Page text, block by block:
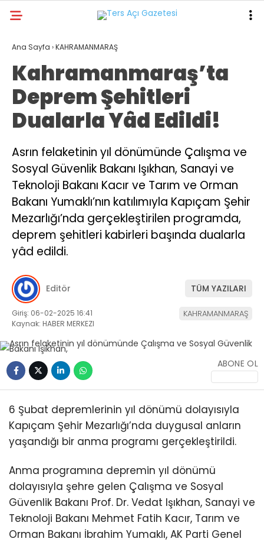
İhbar Hattı
Facebook
Instagram
Youtube
GALERİ
GÜNDEM
ASAYİŞ
DÜNYA
KAHRAMANMARAŞ
SPOR
TEKNOLOJİ
DİĞER
Ana Sayfa ›KAHRAMANMARAŞ
Kahramanmaraş’ta
Deprem Şehitleri
Dualarla Yâd Edildi!
Asrın felaketinin yıl dönümünde Çalışma ve
Sosyal Güvenlik Bakanı Işıkhan, Sanayi ve
Teknoloji Bakanı Kacır ve Tarım ve Orman
Bakanı Yumaklı’nın katılımıyla Kapıçam Şehir
Mezarlığı’nda gerçekleştirilen programda,
deprem şehitleri kabirleri başında dualarla
yâd edildi.
Editör TÜM YAZILARI
Giriş: 06-02-2025 16:41
Kaynak: HABER MERKEZI
KAHRAMANMARAŞ
ABONE OL
6 Şubat depremlerinin yıl dönümü dolayısıyla
Kapıçam Şehir Mezarlığı’nda duygusal anların
yaşandığı bir anma programı gerçekleştirildi.
Anma programına depremin yıl dönümü
dolayısıyla şehre gelen Çalışma ve Sosyal
Güvenlik Bakanı Prof. Dr. Vedat Işıkhan, Sanayi ve
Teknoloji Bakanı Mehmet Fatih Kacır, Tarım ve
Orman Bakanı İbrahim Yumaklı, AK Parti Genel